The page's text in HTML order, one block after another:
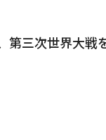
第三次世界大戦